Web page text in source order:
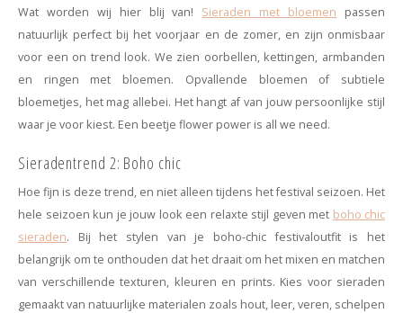
Ear Cuffs
Suspender oorbellen
Bedels
Chains
Minimalism
Festival style
Sieradentrends 2025
Haarspelden strik
Wat worden wij hier blij van! Sieraden met bloemen passen
natuurlijk perfect bij het voorjaar en de zomer, en zijn onmisbaar
voor een on trend look. We zien oorbellen, kettingen, armbanden
en ringen met bloemen. Opvallende bloemen of subtiele
bloemetjes, het mag allebei. Het hangt af van jouw persoonlijke stijl
waar je voor kiest. Een beetje flower power is all we need.
Sieradentrend 2: Boho chic
Hoe fijn is deze trend, en niet alleen tijdens het festival seizoen. Het
hele seizoen kun je jouw look een relaxte stijl geven met boho chic
sieraden. Bij het stylen van je boho-chic festivaloutfit is het
belangrijk om te onthouden dat het draait om het mixen en matchen
van verschillende texturen, kleuren en prints. Kies voor sieraden
gemaakt van natuurlijke materialen zoals hout, leer, veren, schelpen